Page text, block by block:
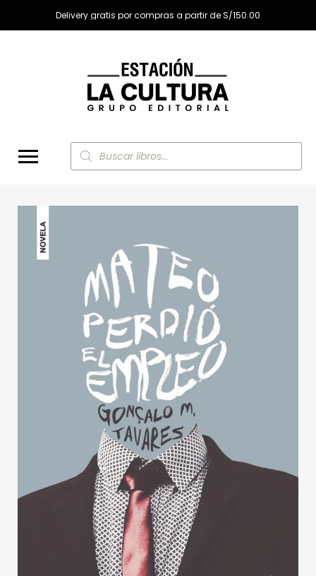
Delivery gratis por compras a partir de S/150.00
Búsqueda
de
productos